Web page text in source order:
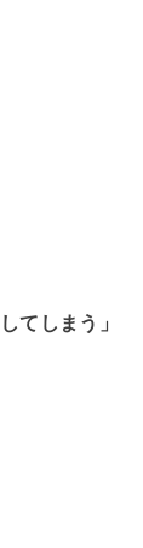
てしまう」